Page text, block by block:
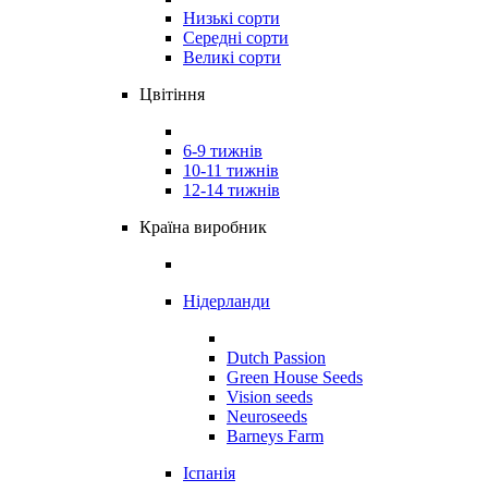
Низькі сорти
Середні сорти
Великі сорти
Цвітіння
6-9 тижнів
10-11 тижнів
12-14 тижнів
Країна виробник
Нідерланди
Dutch Passion
Green House Seeds
Vision seeds
Neuroseeds
Barneys Farm
Іспанія